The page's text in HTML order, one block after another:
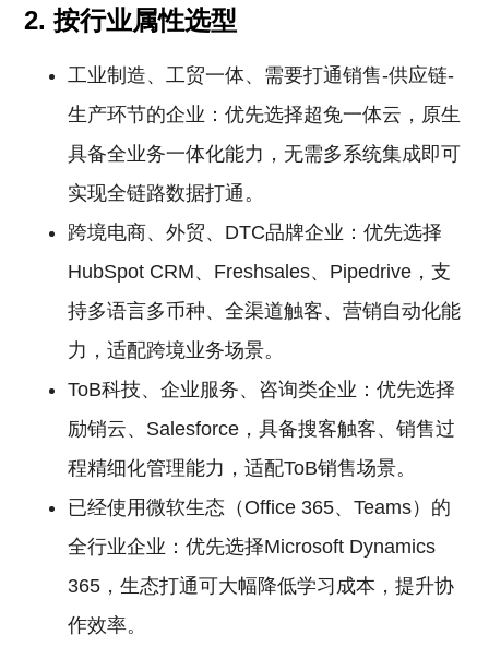
2. 按行业属性选型
工业制造、工贸一体、需要打通销售-供应链-
生产环节的企业：优先选择超兔一体云，原生
具备全业务一体化能力，无需多系统集成即可
实现全链路数据打通。
跨境电商、外贸、DTC品牌企业：优先选择
HubSpot CRM、Freshsales、Pipedrive，支
持多语言多币种、全渠道触客、营销自动化能
力，适配跨境业务场景。
ToB科技、企业服务、咨询类企业：优先选择
励销云、Salesforce，具备搜客触客、销售过
程精细化管理能力，适配ToB销售场景。
已经使用微软生态（Office 365、Teams）的
全行业企业：优先选择Microsoft Dynamics
365，生态打通可大幅降低学习成本，提升协
作效率。